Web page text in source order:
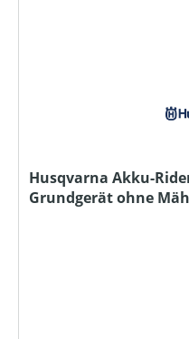
Husqvarna Akku-
Grundgerät ohne